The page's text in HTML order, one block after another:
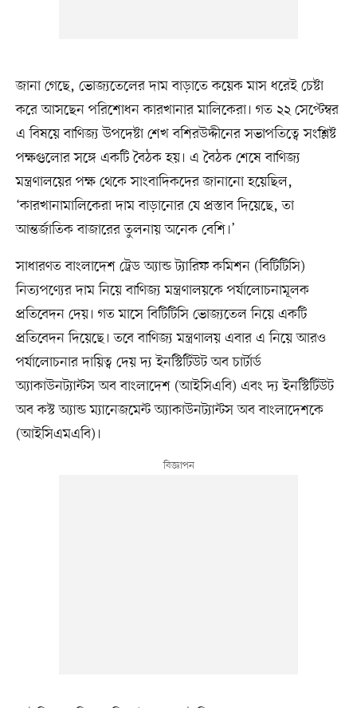
জানা গেছে, ভোজ্যতেলের দাম বাড়াতে কয়েক মাস ধরেই চেষ্টা
করে আসছেন পরিশোধন কারখানার মালিকেরা। গত ২২ সেপ্টেম্বর
এ বিষয়ে বাণিজ্য উপদেষ্টা শেখ বশিরউদ্দীনের সভাপতিত্বে সংশ্লিষ্ট
পক্ষগুলোর সঙ্গে একটি বৈঠক হয়। এ বৈঠক শেষে বাণিজ্য
মন্ত্রণালয়ের পক্ষ থেকে সাংবাদিকদের জানানো হয়েছিল,
‘কারখানামালিকেরা দাম বাড়ানোর যে প্রস্তাব দিয়েছে, তা
আন্তর্জাতিক বাজারের তুলনায় অনেক বেশি।’
সাধারণত বাংলাদেশ ট্রেড অ্যান্ড ট্যারিফ কমিশন (বিটিটিসি)
নিত্যপণ্যের দাম নিয়ে বাণিজ্য মন্ত্রণালয়কে পর্যালোচনামূলক
প্রতিবেদন দেয়। গত মাসে বিটিটিসি ভোজ্যতেল নিয়ে একটি
প্রতিবেদন দিয়েছে। তবে বাণিজ্য মন্ত্রণালয় এবার এ নিয়ে আরও
পর্যালোচনার দায়িত্ব দেয় দ্য ইনস্টিটিউট অব চার্টার্ড
অ্যাকাউনট্যান্টস অব বাংলাদেশ (আইসিএবি) এবং দ্য ইনস্টিটিউট
অব কস্ট অ্যান্ড ম্যানেজমেন্ট অ্যাকাউনট্যান্টস অব বাংলাদেশকে
(আইসিএমএবি)।